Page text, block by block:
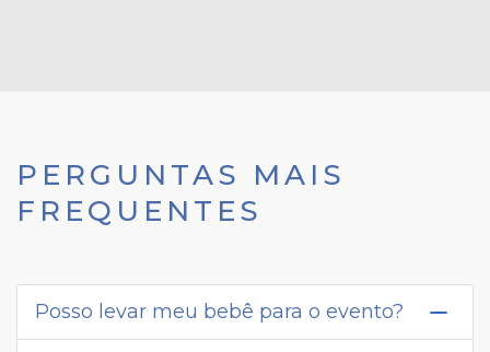
PERGUNTAS MAIS
FREQUENTES
Posso levar meu bebê para o evento?